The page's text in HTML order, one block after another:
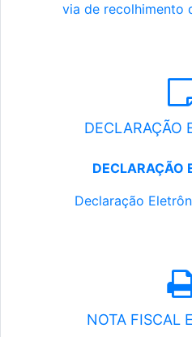
via de recolhimento
DECLARAÇÃO
DECLARAÇÃO
Declaração
NOTA FISCAL